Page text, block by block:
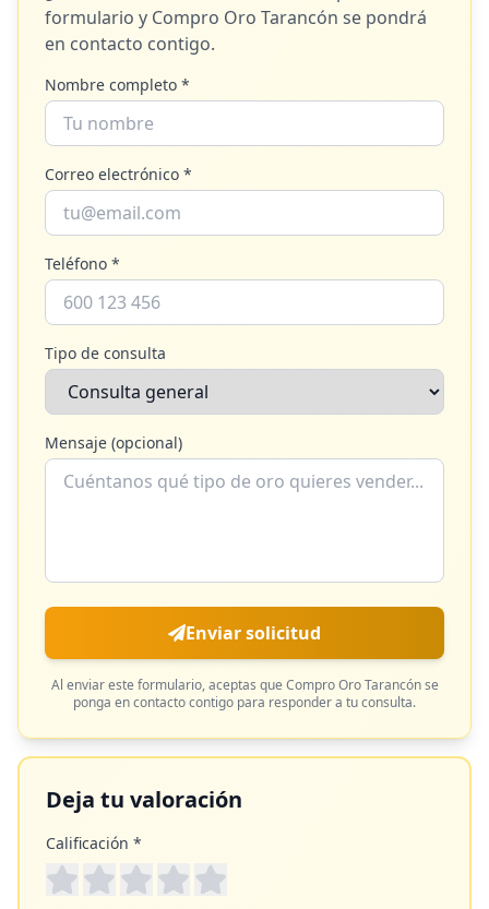
formulario y Compro Oro Tarancón se pondrá
en contacto contigo.
Nombre completo *
Correo electrónico *
Teléfono *
Tipo de consulta
Mensaje (opcional)
Enviar solicitud
Al enviar este formulario, aceptas que Compro Oro Tarancónse
ponga en contacto contigo para responder a tu consulta.
Deja tu valoración
Calificación *